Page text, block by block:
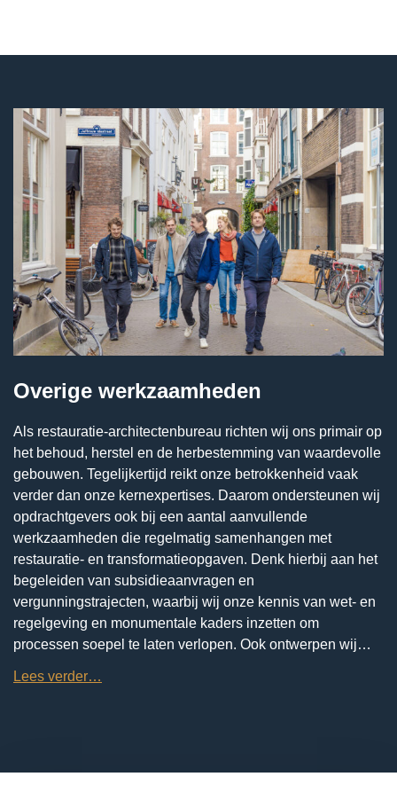
Overige werkzaamheden
Als restauratie-architectenbureau richten wij ons primair op
het behoud, herstel en de herbestemming van waardevolle
gebouwen. Tegelijkertijd reikt onze betrokkenheid vaak
verder dan onze kernexpertises. Daarom ondersteunen wij
opdrachtgevers ook bij een aantal aanvullende
werkzaamheden die regelmatig samenhangen met
restauratie- en transformatieopgaven. Denk hierbij aan het
begeleiden van subsidieaanvragen en
vergunningstrajecten, waarbij wij onze kennis van wet- en
regelgeving en monumentale kaders inzetten om
processen soepel te laten verlopen. Ook ontwerpen wij…
Lees verder…